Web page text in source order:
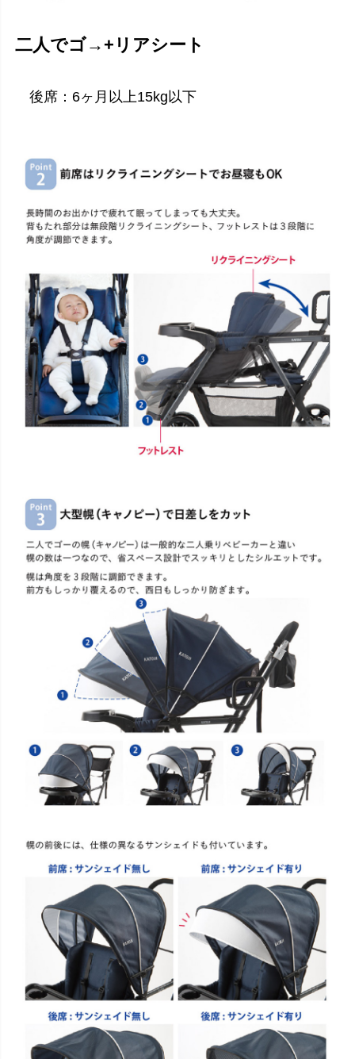
二人でゴ→+リアシート
後席：6ヶ月以上15kg以下